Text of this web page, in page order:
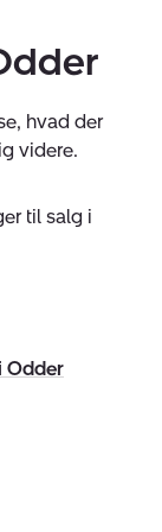
ved
og
i Europa.
hvad der
videre.
til salg i
Odder